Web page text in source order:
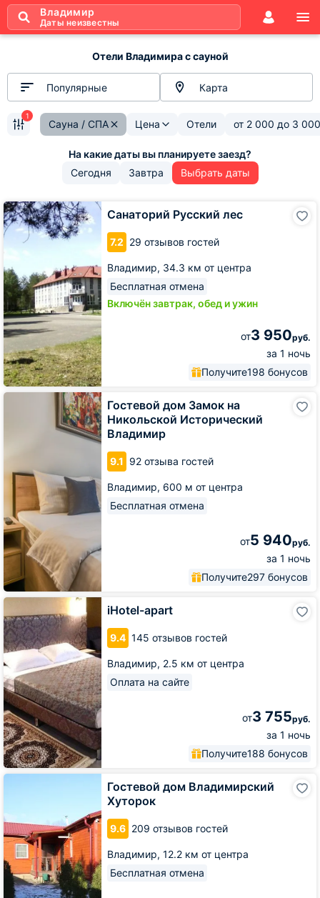
Владимир
Даты неизвестны
Отели Владимира с сауной
Популярные Карта
Сауна / СПА Цена Отели от 2 000 до 3 000
1
Сегодня Завтра Выбрать даты
Санаторий Русский лес
7.2 29 отзывов гостей
Владимир, 34.3 км от центра
Бесплатная отмена
Включён завтрак, обед и ужин
от3 950руб.
за 1 ночь
Получите198 бонусов
Санаторий
Русский
лес
Гостевой дом Замок на
Никольской Исторический
Владимир
9.1 92 отзыва гостей
Владимир, 600 м от центра
Бесплатная отмена
от5 940руб.
за 1 ночь
Получите297 бонусов
Гостевой
Владимир
iHotel-apart
9.4 145 отзывов гостей
Владимир, 2.5 км от центра
Оплата на сайте
от3 755руб.
за 1 ночь
Получите188 бонусов
iHotel-
apart
Гостевой дом Владимирский
Хуторок
9.6 209 отзывов гостей
Владимир, 12.2 км от центра
Бесплатная отмена
Гостевой
Хуторок